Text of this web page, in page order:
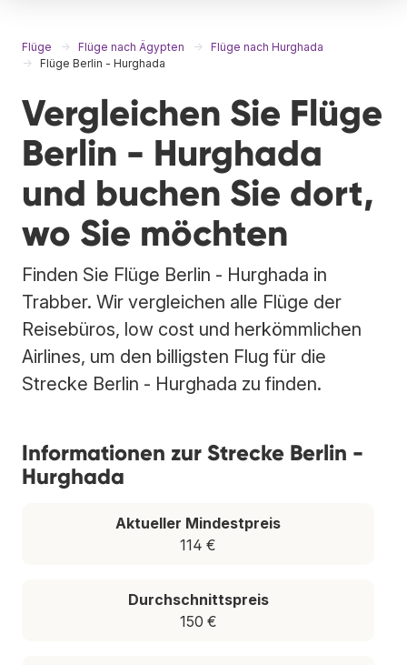
Flüge Flüge nach Ägypten
Flüge nach Hurghada
Flüge Berlin - Hurghada
Vergleichen Sie Flüge
Berlin - Hurghada
und buchen Sie dort,
wo Sie möchten
Finden Sie Flüge Berlin - Hurghada in
Trabber. Wir vergleichen alle Flüge der
Reisebüros, low cost und herkömmlichen
Airlines, um den billigsten Flug für die
Strecke Berlin - Hurghada zu finden.
Informationen zur Strecke Berlin -
Hurghada
Aktueller Mindestpreis
114 €
Durchschnittspreis
150 €